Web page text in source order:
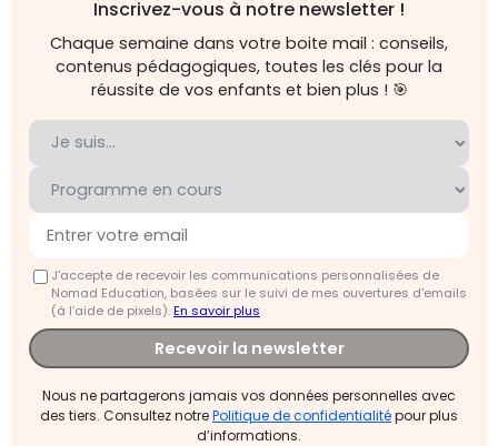
Inscrivez-vous à notre newsletter !
Chaque semaine dans votre boite mail : conseils,
contenus pédagogiques, toutes les clés pour la
réussite de vos enfants et bien plus ! 🎯
J'accepte de recevoir les communications personnalisées de
Nomad Education, basées sur le suivi de mes ouvertures d'emails
(à l’aide de pixels).En savoir plus
Recevoir la newsletter
Nous ne partagerons jamais vos données personnelles avec
des tiers. Consultez notrePolitique de confidentialitépour plus
d’informations.